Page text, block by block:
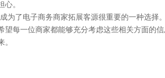
。
为了电子商务商家拓展客源很重要的一种选择
每一位商家都能够充分考虑这些相关方面的